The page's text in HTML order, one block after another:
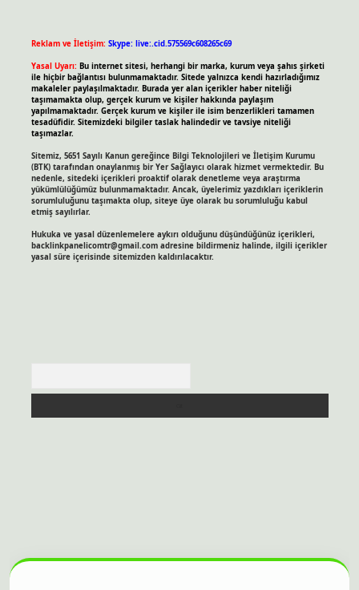
Reklam ve İletişim: Skype: live:.cid.575569c608265c69
Yasal Uyarı: Bu internet sitesi, herhangi bir marka, kurum veya şahıs şirketi
ile hiçbir bağlantısı bulunmamaktadır. Sitede yalnızca kendi hazırladığımız
makaleler paylaşılmaktadır. Burada yer alan içerikler haber niteliği
taşımamakta olup, gerçek kurum ve kişiler hakkında paylaşım
yapılmamaktadır. Gerçek kurum ve kişiler ile isim benzerlikleri tamamen
tesadüfidir. Sitemizdeki bilgiler taslak halindedir ve tavsiye niteliği
taşımazlar.
Sitemiz, 5651 Sayılı Kanun gereğince Bilgi Teknolojileri ve İletişim Kurumu
(BTK) tarafından onaylanmış bir Yer Sağlayıcı olarak hizmet vermektedir. Bu
nedenle, sitedeki içerikleri proaktif olarak denetleme veya araştırma
yükümlülüğümüz bulunmamaktadır. Ancak, üyelerimiz yazdıkları içeriklerin
sorumluluğunu taşımakta olup, siteye üye olarak bu sorumluluğu kabul
etmiş sayılırlar.
Hukuka ve yasal düzenlemelere aykırı olduğunu düşündüğünüz içerikleri,
backlinkpanelicomtr@gmail.comadresine bildirmeniz halinde, ilgili içerikler
yasal süre içerisinde sitemizden kaldırılacaktır.